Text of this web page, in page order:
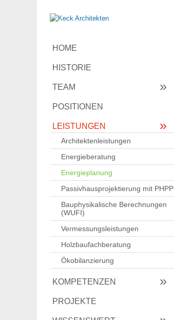
HOME
HISTORIE
TEAM
POSITIONEN
LEISTUNGEN
Architektenleistungen
Energieberatung
Energieplanung
Passivhausprojektierung mit PHPP
Bauphysikalische Berechnungen
(WUFI)
Vermessungsleistungen
Holzbaufachberatung
Ökobilanzierung
KOMPETENZEN
PROJEKTE